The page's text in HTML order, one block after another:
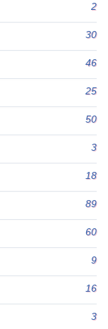
2
30
46
25
50
3
18
89
60
9
16
3